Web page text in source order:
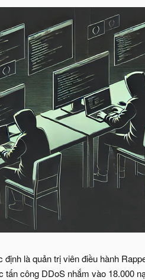
là quản trị viên điều hành
công DDoS nhắm vào 18.000